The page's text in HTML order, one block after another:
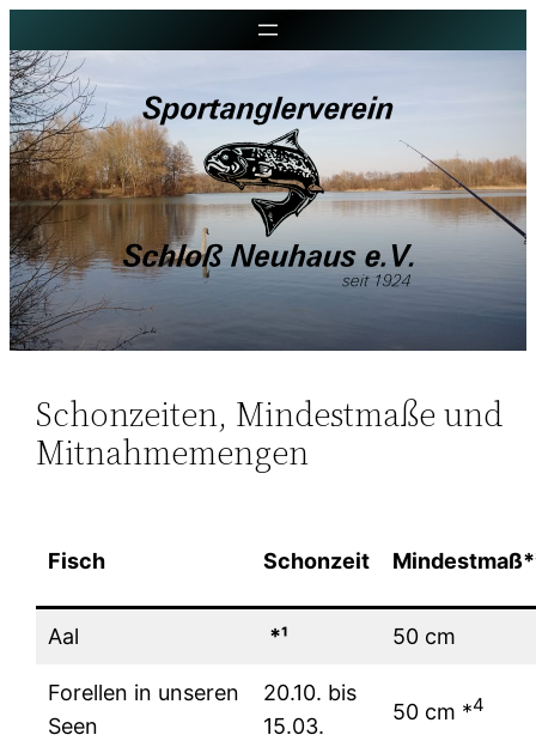
Schonzeiten, Mindestmaße und
Mitnahmemengen
Fisch Schonzeit
Aal *¹ 50 cm
Forellen in unseren
Seen
20.10. bis
15.03.
50 cm *4